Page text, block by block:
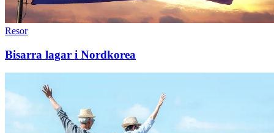
Resor
Bisarra lagar i Nordkorea